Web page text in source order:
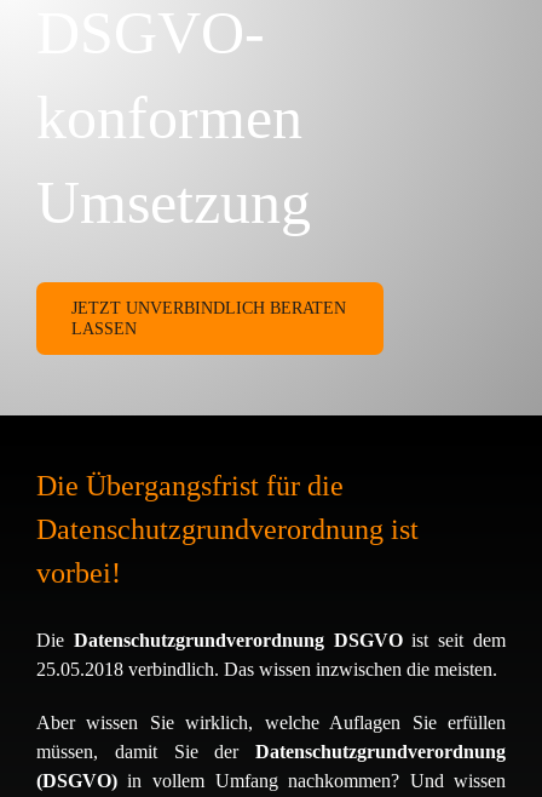
DSGVO-
konformen
Umsetzung
JETZT UNVERBINDLICH BERATEN
LASSEN
Die Übergangsfrist für die
Datenschutzgrundverordnung ist
vorbei!
Die Datenschutzgrundverordnung DSGVOist seit dem
25.05.2018 verbindlich. Das wissen inzwischen die meisten.
Aber wissen Sie wirklich, welche Auflagen Sie erfüllen
müssen, damit Sie derDatenschutzgrundverordnung
(DSGVO)in vollem Umfang nachkommen? Und wissen